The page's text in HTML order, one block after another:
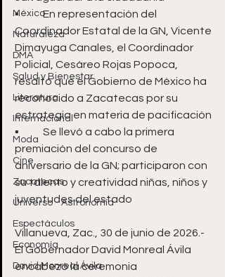
México
Naturaleza
DMA
Salud y Bienestar
Literatura
Internacional
Moda
Cine
Zacatecas
Universo - Astronomía
Espectáculos
Economía
David Monreal Ávila
▪️	En representación del
Coordinador Estatal de la GN, Vicente
Dimayuga Canales, el Coordinador
Policial, Cesáreo Rojas Popoca,
resaltó que el Gobierno de México ha
reconocido a Zacatecas por su
estrategia en materia de pacificación
▪️	Se llevó a cabo la primera
premiación del concurso de
aniversario de la GN; participaron con
su talento y creatividad niñas, niños y
juventudes del estado
Villanueva, Zac., 30 de junio de 2026.-
El Gobernador David Monreal Ávila
encabezó la ceremonia